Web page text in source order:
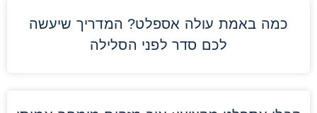
כמה באמת עולה אספלט? המדריך שיעשה
לכם סדר לפני הסלילה